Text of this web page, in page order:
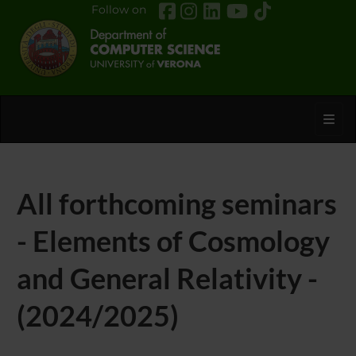
Follow on
All forthcoming seminars
- Elements of Cosmology
and General Relativity -
(2024/2025)